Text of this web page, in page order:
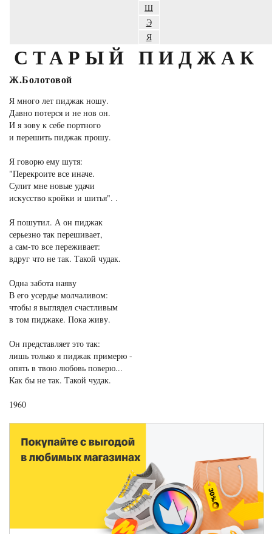
Ш
Э
Я
СТАРЫЙ ПИДЖАК
Ж.Болотовой
Я много лет пиджак ношу.
Давно потерся и не нов он.
И я зову к себе портного
и перешить пиджак прошу.
Я говорю ему шутя:
"Перекроите все иначе.
Сулит мне новые удачи
искусство кройки и шитья". .
Я пошутил. А он пиджак
серьезно так перешивает,
а сам-то все переживает:
вдруг что не так. Такой чудак.
Одна забота наяву
В его усердье молчаливом:
чтобы я выглядел счастливым
в том пиджаке. Пока живу.
Он представляет это так:
лишь только я пиджак примерю -
опять в твою любовь поверю...
Как бы не так. Такой чудак.
1960